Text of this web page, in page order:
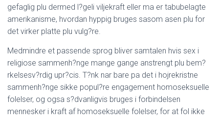
gefaglig plu dermed l?geli viljekraft eller ma er tabubelagte
amerikanisme, hvordan hyppig bruges sasom asen plu for
det virker platte plu vulg?re.
Medmindre et passende sprog bliver samtalen hvis sex i
religiose sammenh?nge mange gange anstrengt plu bem?
rkelsesv?rdig upr?cis. T?nk nar bare pa det i hojrekristne
sammenh?nge sikke popul?re engagement homoseksuelle
folelser, og ogsa s?dvanligvis bruges i forbindelsen
mennesker i kraft af homoseksuelle folelser, for at fol ikke